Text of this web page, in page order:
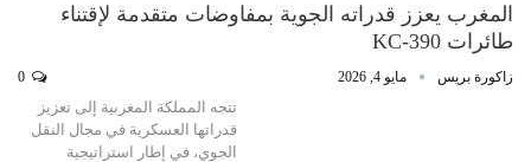
المغرب يعزز قدراته الجوية بمفاوضات متقدمة لإقتناء
طائرات KC-390
زاكورة بريس مايو 4, 2026
تتجه المملكة المغربية إلى تعزيز
قدراتها العسكرية في مجال النقل
الجوي، في إطار استراتيجية